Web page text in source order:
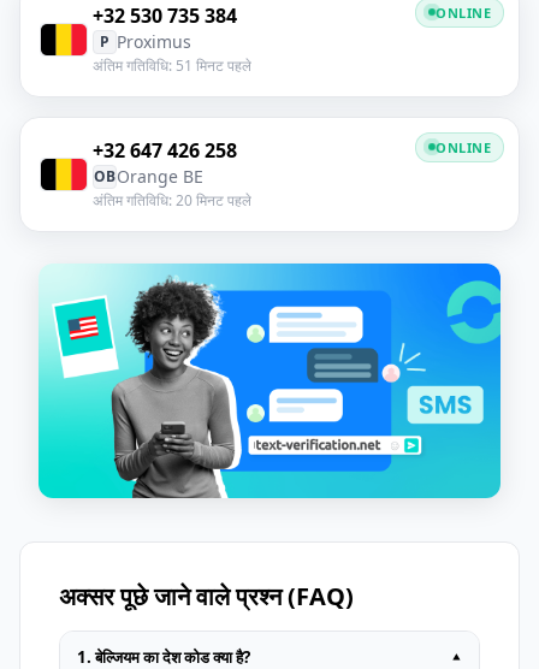
+32 530 735 384
P Proximus
अंतिम गतिविधि: 51 मिनट पहले
ONLINE
+32 647 426 258
OBOrange BE
अंतिम गतिविधि: 20 मिनट पहले
ONLINE
अक्सर पूछे जाने वाले प्रश्न (FAQ)
1. बेल्जियम का देश कोड क्या है? ▾